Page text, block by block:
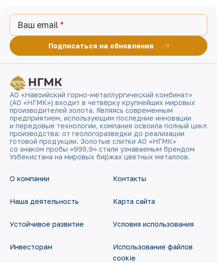
Ваш email
Подписаться на обновления
АО «Навоийский горно-металлургический комбинат»
(АО «НГМК») входит в четвёрку крупнейших мировых
производителей золота. Являясь современным
предприятием, использующим последние инновации
и передовые технологии, компания освоила полный цикл
производства: от геологоразведки до реализации
готовой продукции. Золотые слитки АО «НГМК»
со знаком пробы «999,9» стали узнаваемым брендом
Узбекистана на мировых биржах цветных металлов.
О компании
Наша деятельность
Устойчивое развитие
Инвесторам
Контакты
Карта сайта
Условия использования
Использование файлов
cookie